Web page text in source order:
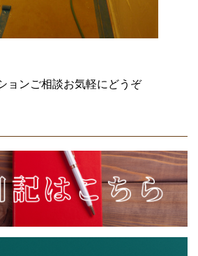
ョンご相談お気軽にどうぞ